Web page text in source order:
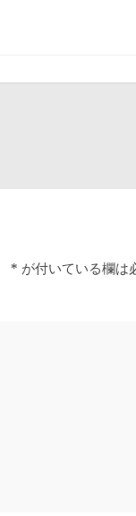
* が付いている欄は